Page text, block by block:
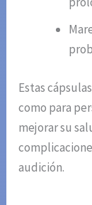
Estas
como para
mejorar su
audición.